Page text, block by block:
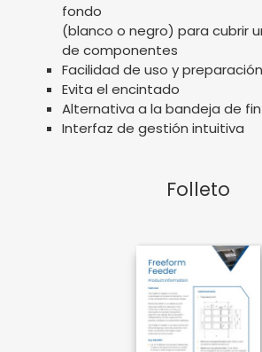
fondo
(blanco o negro) para cubrir
de componentes
Facilidad de uso y
Evita el encintado
Alternativa a la bandeja de
Interfaz de gestión intuitiva
Folleto